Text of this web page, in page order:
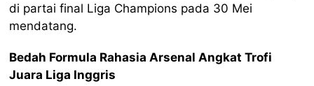
di partai final Liga Champions pada 30 Mei
mendatang.
Bedah Formula Rahasia Arsenal Angkat Trofi
Juara Liga Inggris